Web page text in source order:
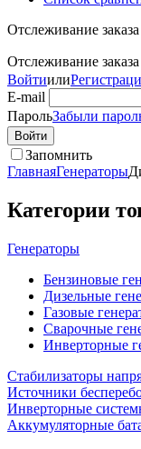
Отслеживание заказа
Отслеживание заказа
Войтиили
E-mail
ПарольЗабыли
Запомнить
ГлавнаяГенераторы
Категории
Генераторы
Бензиновые
Дизельные
Газовые
Сварочные
Инверторные
Стабилизаторы
Источники
Инверторные
Аккумуляторные